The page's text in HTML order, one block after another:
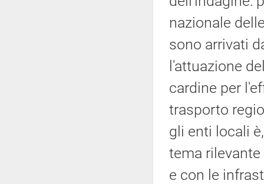
nazionale
sono arrivati
l'attuazione
cardine per
trasporto
gli enti locali
tema
e con le